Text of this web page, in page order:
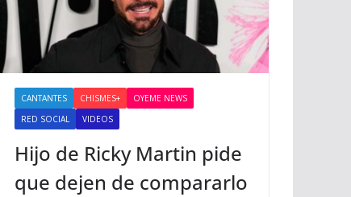
CANTANTES CHISMES+
OYEME NEWS
RED SOCIAL
VIDEOS
Hijo de Ricky Martin pide
que dejen de compararlo